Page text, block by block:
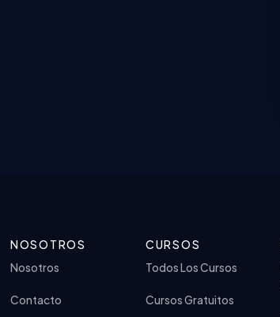
NOSOTROS
Nosotros
Contacto
CURSOS
Todos Los Cursos
Cursos Gratuitos